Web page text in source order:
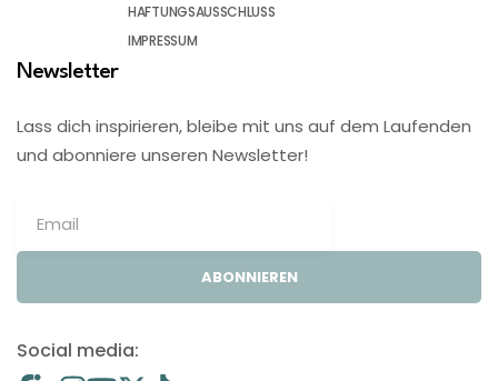
HAFTUNGSAUSSCHLUSS
IMPRESSUM
Newsletter
Lass dich inspirieren, bleibe mit uns auf dem Laufenden
und abonniere unseren Newsletter!
ABONNIEREN
Social media: